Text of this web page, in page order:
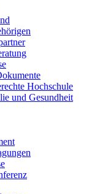
Hochschule
und Gesundheit